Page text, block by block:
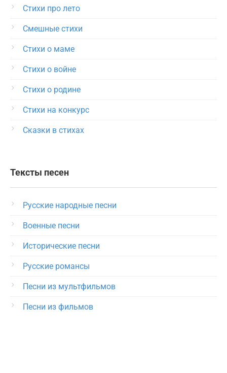
Стихи про лето
Смешные стихи
Стихи о маме
Стихи о войне
Стихи о родине
Стихи на конкурс
Сказки в стихах
Тексты песен
Русские народные песни
Военные песни
Исторические песни
Русские романсы
Песни из мультфильмов
Песни из фильмов